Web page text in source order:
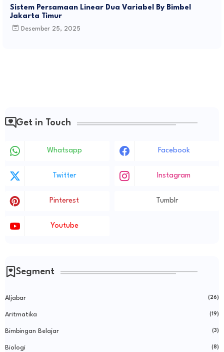
Sistem Persamaan Linear Dua Variabel By Bimbel
Jakarta Timur
Desember 25, 2025
Get in Touch
Whatsapp Facebook
Twitter Instagram
Pinterest Tumblr
Youtube
Segment
Aljabar (26)
Aritmatika (19)
Bimbingan Belajar (3)
Biologi (8)